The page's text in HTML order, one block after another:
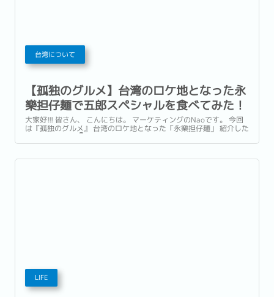
台湾について
【孤独のグルメ】台湾のロケ地となった永
樂担仔麺で五郎スペシャルを食べてみた！
【台北・迪化街】（Reeracoenチャンネ
ル）
大家好!!! 皆さん、 こんにちは。 マーケティングのNaoです。 今回
は『孤独のグルメ』 台湾のロケ地となった「永樂担仔麺」 紹介した
いと思います！ 👇こちらの動画ご覧くださいね！ㄟ(・ω・)ㄟ 【孤
独のグルメ】台湾のロケ地となった永樂担仔麺で五郎スペシャルを
LIFE